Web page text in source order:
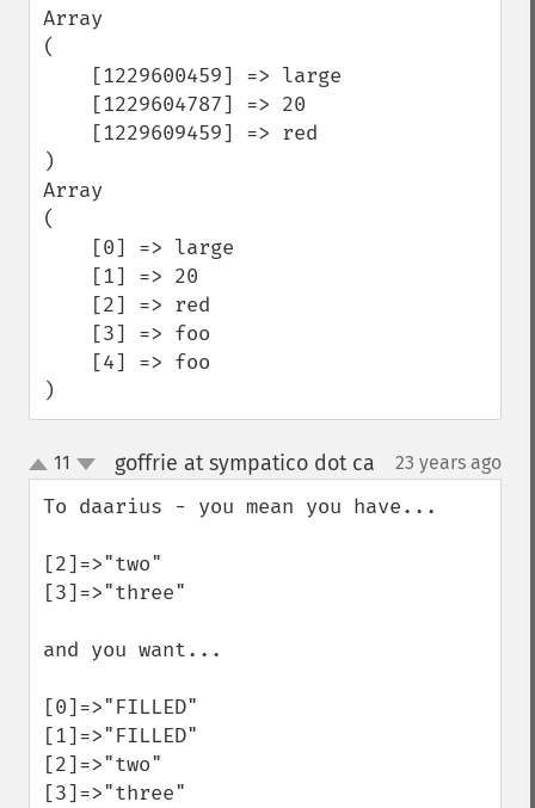
Array
(
)
Array
(
)
up
down
11 goffrie at sympatico dot ca 23 years ago
To daarius - you mean you have...
[2]=>"two"
[3]=>"three"
and you want...
[0]=>"FILLED"
[1]=>"FILLED"
[2]=>"two"
[3]=>"three"